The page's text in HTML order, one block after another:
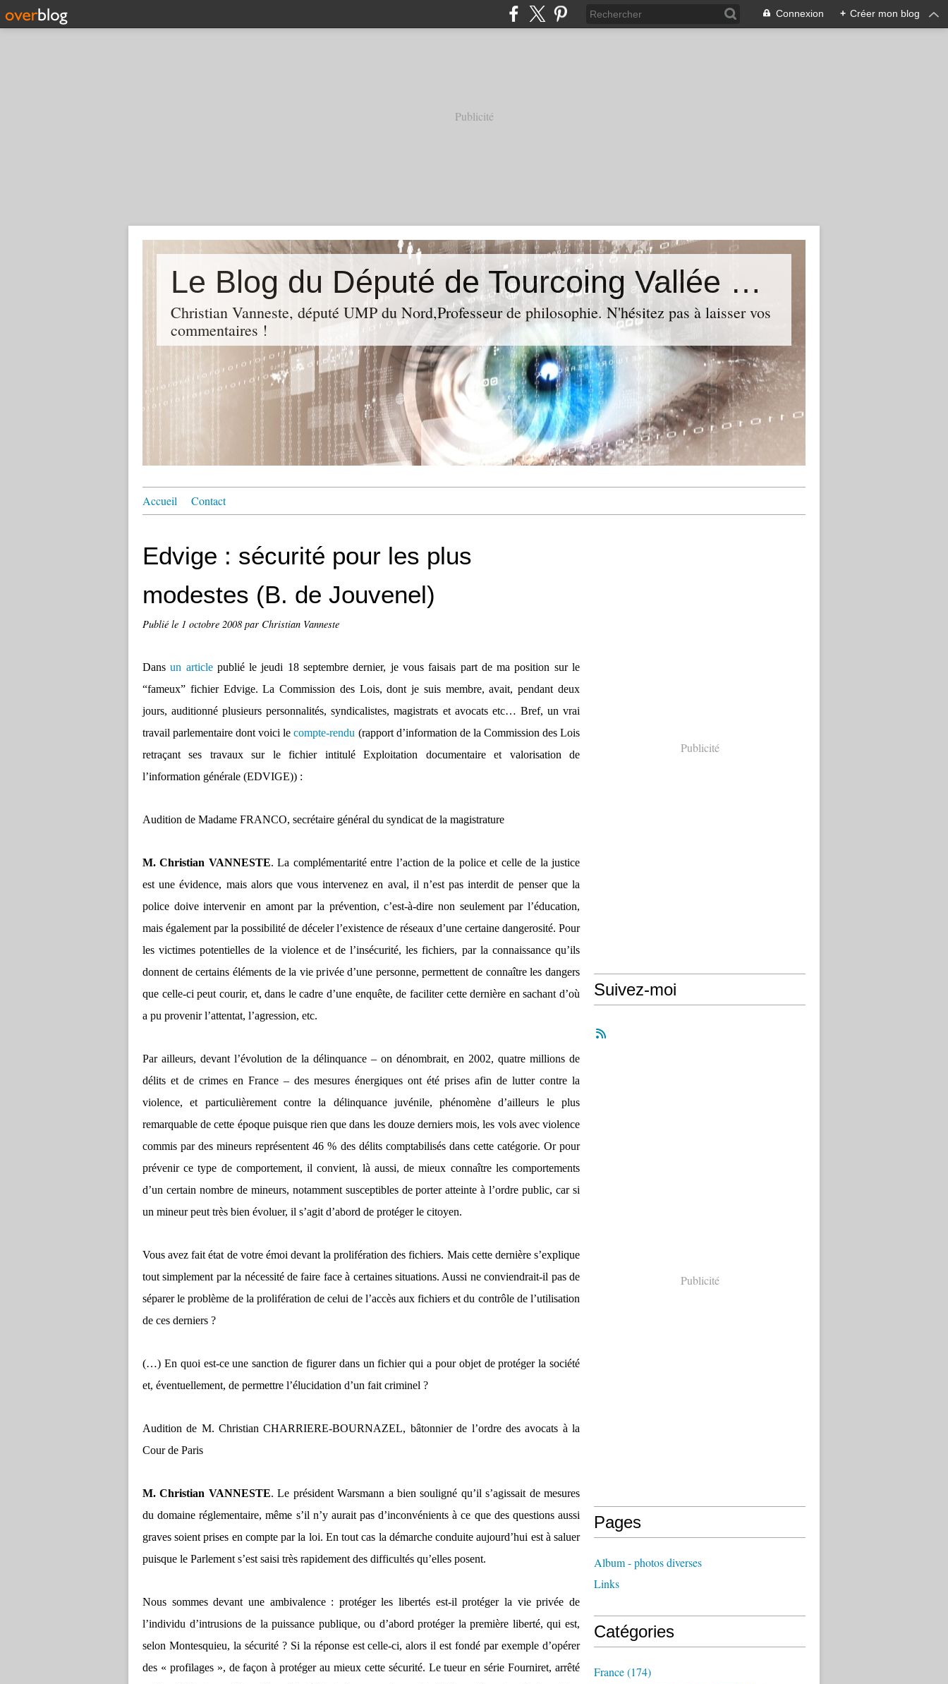
Connexion + Créer mon blog
Publicité
Le Blog du Député de Tourcoing Vallée de La Lys
Christian Vanneste, député UMP du Nord,Professeur de philosophie. N'hésitez pas à laisser vos
commentaires !
Accueil Contact
Edvige : sécurité pour les plus
modestes (B. de Jouvenel)
Publié le 1 octobre 2008 par Christian Vanneste
Dansun articlepublié le jeudi 18 septembre dernier, je vous faisais part de ma position sur le
“fameux” fichier Edvige. La Commission des Lois, dont je suis membre, avait, pendant deux
jours, auditionné plusieurs personnalités, syndicalistes, magistrats et avocats etc… Bref, un vrai
travail parlementaire dont voici lecompte-rendu (rapport d’information de la Commission des Lois
retraçant ses travaux sur le fichier intitulé Exploitation documentaire et valorisation de
l’information générale (EDVIGE)) :
Audition de Madame FRANCO, secrétaire général du syndicat de la magistrature
M. Christian VANNESTE. La complémentarité entre l’action de la police et celle de la justice
est une évidence, mais alors que vous intervenez en aval, il n’est pas interdit de penser que la
police doive intervenir en amont par la prévention, c’est-à-dire non seulement par l’éducation,
mais également par la possibilité de déceler l’existence de réseaux d’une certaine dangerosité. Pour
les victimes potentielles de la violence et de l’insécurité, les fichiers, par la connaissance qu’ils
donnent de certains éléments de la vie privée d’une personne, permettent de connaître les dangers
que celle-ci peut courir, et, dans le cadre d’une enquête, de faciliter cette dernière en sachant d’où
a pu provenir l’attentat, l’agression, etc.
Par ailleurs, devant l’évolution de la délinquance – on dénombrait, en 2002, quatre millions de
délits et de crimes en France – des mesures énergiques ont été prises afin de lutter contre la
violence, et particulièrement contre la délinquance juvénile, phénomène d’ailleurs le plus
remarquable de cette époque puisque rien que dans les douze derniers mois, les vols avec violence
commis par des mineurs représentent 46 % des délits comptabilisés dans cette catégorie. Or pour
prévenir ce type de comportement, il convient, là aussi, de mieux connaître les comportements
d’un certain nombre de mineurs, notamment susceptibles de porter atteinte à l’ordre public, car si
un mineur peut très bien évoluer, il s’agit d’abord de protéger le citoyen.
Vous avez fait état de votre émoi devant la prolifération des fichiers. Mais cette dernière s’explique
tout simplement par la nécessité de faire face à certaines situations. Aussi ne conviendrait-il pas de
séparer le problème de la prolifération de celui de l’accès aux fichiers et du contrôle de l’utilisation
de ces derniers ?
(…) En quoi est-ce une sanction de figurer dans un fichier qui a pour objet de protéger la société
et, éventuellement, de permettre l’élucidation d’un fait criminel ?
Audition de M. Christian CHARRIERE-BOURNAZEL, bâtonnier de l’ordre des avocats à la
Cour de Paris
M. Christian VANNESTE. Le président Warsmann a bien souligné qu’il s’agissait de mesures
du domaine réglementaire, même s’il n’y aurait pas d’inconvénients à ce que des questions aussi
graves soient prises en compte par la loi. En tout cas la démarche conduite aujourd’hui est à saluer
puisque le Parlement s’est saisi très rapidement des difficultés qu’elles posent.
Nous sommes devant une ambivalence : protéger les libertés est-il protéger la vie privée de
l’individu d’intrusions de la puissance publique, ou d’abord protéger la première liberté, qui est,
selon Montesquieu, la sécurité ? Si la réponse est celle-ci, alors il est fondé par exemple d’opérer
des « profilages », de façon à protéger au mieux cette sécurité. Le tueur en série Fourniret, arrêté
Publicité
Suivez-moi
Publicité
Pages
Album - photos diverses
Links
Catégories
France(174)